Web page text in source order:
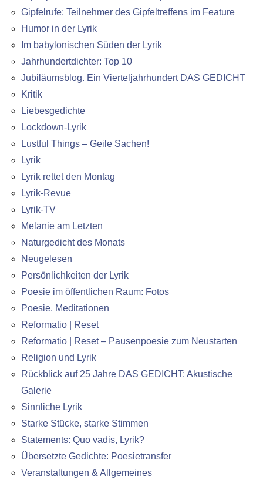
Gipfelrufe: Teilnehmer des Gipfeltreffens im Feature
Humor in der Lyrik
Im babylonischen Süden der Lyrik
Jahrhundertdichter: Top 10
Jubiläumsblog. Ein Vierteljahrhundert DAS GEDICHT
Kritik
Liebesgedichte
Lockdown-Lyrik
Lustful Things – Geile Sachen!
Lyrik
Lyrik rettet den Montag
Lyrik-Revue
Lyrik-TV
Melanie am Letzten
Naturgedicht des Monats
Neugelesen
Persönlichkeiten der Lyrik
Poesie im öffentlichen Raum: Fotos
Poesie. Meditationen
Reformatio | Reset
Reformatio | Reset – Pausenpoesie zum Neustarten
Religion und Lyrik
Rückblick auf 25 Jahre DAS GEDICHT: Akustische
Galerie
Sinnliche Lyrik
Starke Stücke, starke Stimmen
Statements: Quo vadis, Lyrik?
Übersetzte Gedichte: Poesietransfer
Veranstaltungen & Allgemeines